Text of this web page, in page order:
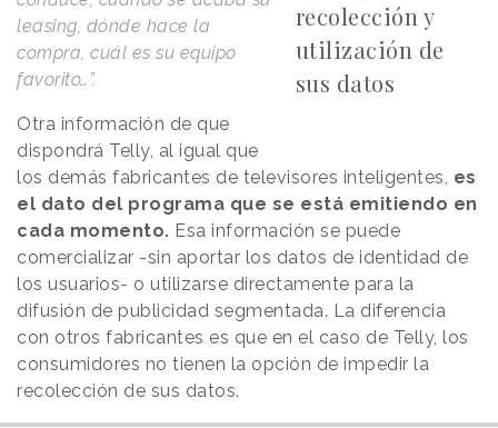
recolección y
utilización de
sus datos
leasing, dónde hace la
compra, cuál es su equipo
favorito…”.
Otra información de que
dispondrá Telly, al igual que
los demás fabricantes de televisores inteligentes, es
el dato del programa que se está emitiendo en
cada momento. Esa información se puede
comercializar -sin aportar los datos de identidad de
los usuarios- o utilizarse directamente para la
difusión de publicidad segmentada. La diferencia
con otros fabricantes es que en el caso de Telly, los
consumidores no tienen la opción de impedir la
recolección de sus datos.